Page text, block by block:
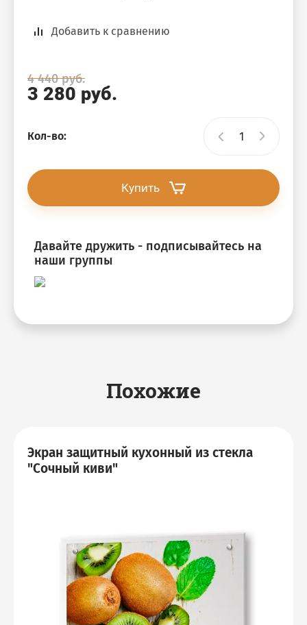
Добавить к сравнению
4 440руб.
3 280 руб.
Кол-во:
Купить
Давайте дружить - подписывайтесь на
наши группы
Похожие
Экран защитный кухонный из стекла
"Сочный киви"